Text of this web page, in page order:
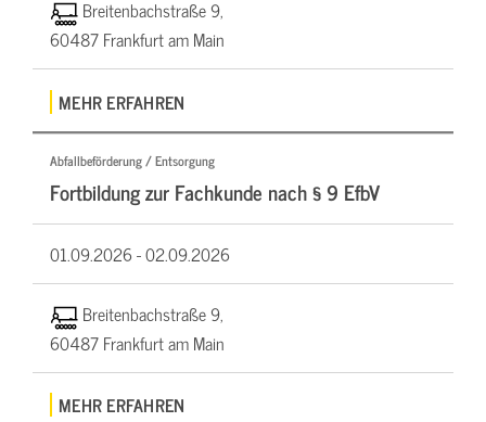
Breitenbachstraße 9,
60487 Frankfurt am Main
MEHR ERFAHREN
Abfallbeförderung / Entsorgung
Fortbildung zur Fachkunde nach § 9 EfbV
01.09.2026 -02.09.2026
Breitenbachstraße 9,
60487 Frankfurt am Main
MEHR ERFAHREN